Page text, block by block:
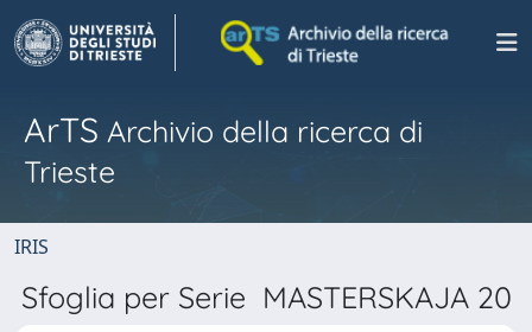
ArTS Archivio della ricerca di
Trieste
IRIS
Sfoglia per Serie MASTERSKAJA 20